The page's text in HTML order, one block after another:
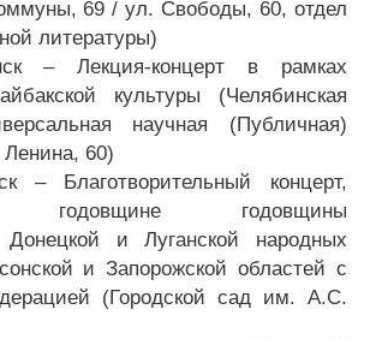
69 / ул. Свободы, 60, отдел
литературы)
– Лекция-концерт в рамках
культуры (Челябинская
научная (Публичная)
Ленина, 60)
– Благотворительный концерт,
годовщине годовщины
Донецкой и Луганской народных
и Запорожской областей с
(Городской сад им. А.С.